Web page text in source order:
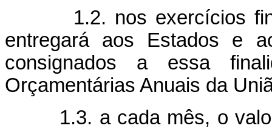
1.2. nos exercícios
entregará aos Estados e
consignados a essa
Orçamentárias Anuais da
1.3. a cada mês, o valor